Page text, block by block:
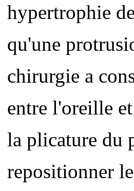
hypertrophie
qu'une
chirurgie a
entre l'oreille
la plicature du
repositionner